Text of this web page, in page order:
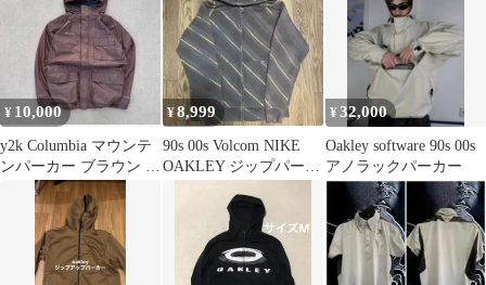
¥ 10,000
y2k Columbia マウンテ
ンパーカー ブラウン ナ
イロンジャケット L
¥8,999
90s 00s Volcom NIKE
OAKLEY ジップパーカ
¥32,000
Oakley software 90s 00s
アノラックパーカー